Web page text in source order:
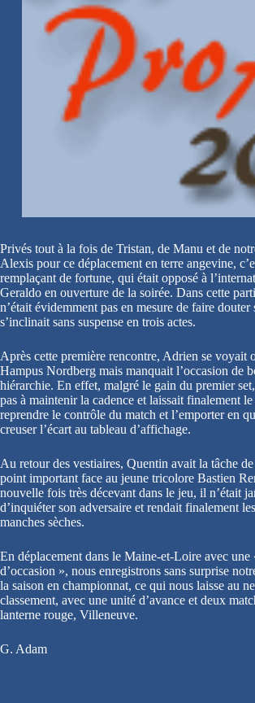
Privés tout à la fois de Tristan, de Manu et de
Alexis pour ce déplacement en terre angevine,
remplaçant de fortune, qui était opposé à
Geraldo en ouverture de la soirée. Dans cette
n’était évidemment pas en mesure de faire douter
s’inclinait sans suspense en trois actes.
Après cette première rencontre, Adrien se voyait
Hampus Nordberg mais manquait l’occasion de
hiérarchie. En effet, malgré le gain du premier
pas à maintenir la cadence et laissait finalement
reprendre le contrôle du match et l’emporter en
creuser l’écart au tableau d’affichage.
Au retour des vestiaires, Quentin avait la tâche
point important face au jeune tricolore Bastien
nouvelle fois très décevant dans le jeu, il n’était
d’inquiéter son adversaire et rendait finalement
manches sèches.
En déplacement dans le Maine-et-Loire avec une
d’occasion », nous enregistrons sans surprise
la saison en championnat, ce qui nous laisse au
classement, avec une unité d’avance et deux
lanterne rouge, Villeneuve.
G. Adam